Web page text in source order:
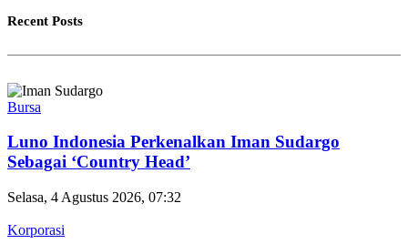
Recent Posts
Bursa
Luno Indonesia Perkenalkan Iman Sudargo
Sebagai ‘Country Head’
Selasa, 4 Agustus 2026, 07:32
Korporasi